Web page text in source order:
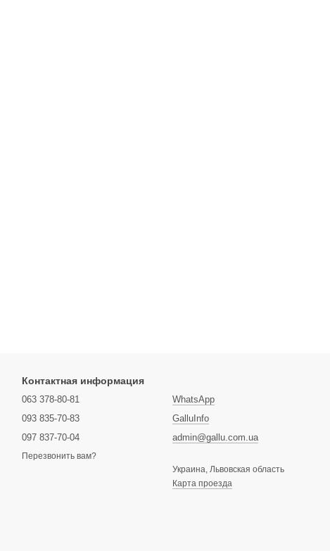
Контактная информация
063 378-80-81
093 835-70-83
097 837-70-04
Перезвонить вам?
WhatsApp
GalluInfo
admin@gallu.com.ua
Украина, Львовская область
Карта проезда